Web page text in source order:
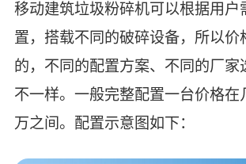
移动建筑垃圾粉碎机可以根据用户
置，搭载不同的破碎设备，所以价
的，不同的配置方案、不同的厂家
不一样。一般完整配置一台价格在
万之间。配置示意图如下：